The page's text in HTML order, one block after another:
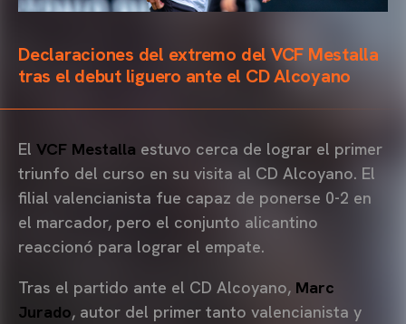
Declaraciones del extremo del VCF Mestalla
tras el debut liguero ante el CD Alcoyano
El VCF Mestalla estuvo cerca de lograr el primer
triunfo del curso en su visita al CD Alcoyano. El
filial valencianista fue capaz de ponerse 0-2 en
el marcador, pero el conjunto alicantino
reaccionó para lograr el empate.
Tras el partido ante el CD Alcoyano, Marc
Jurado, autor del primer tanto valencianista y